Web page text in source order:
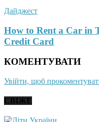
Дайджест
How to Rent a Car in
Credit Card
КОМЕНТУВАТИ
Увійти, щоб
СВІЖЕ